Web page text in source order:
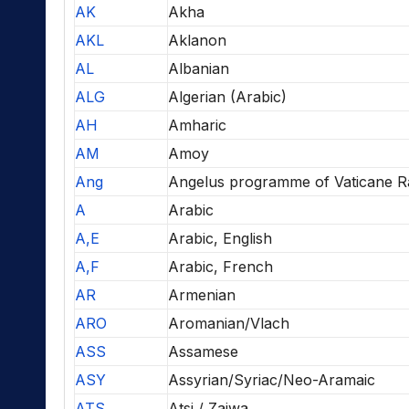
AK
Akha
AKL
Aklanon
AL
Albanian
ALG
Algerian (Arabic)
AH
Amharic
AM
Amoy
Ang
Angelus programme of Vaticane
A
Arabic
A,E
Arabic, English
A,F
Arabic, French
AR
Armenian
ARO
Aromanian/Vlach
ASS
Assamese
ASY
Assyrian/Syriac/Neo-Aramaic